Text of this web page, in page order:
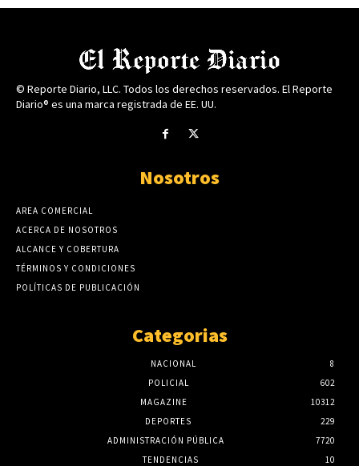
© Reporte Diario, LLC. Todos los derechos reservados. El Reporte
Diario® es una marca registrada de EE. UU.
Nosotros
AREA COMERCIAL
ACERCA DE NOSOTROS
ALCANCE Y COBERTURA
TÉRMINOS Y CONDICIONES
POLÍTICAS DE PUBLICACIÓN
Categorias
NACIONAL
8
POLICIAL
602
MAGAZINE
10312
DEPORTES
229
ADMINISTRACIÓN PÚBLICA
7720
TENDENCIAS
10